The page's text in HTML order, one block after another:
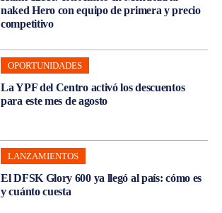
naked Hero con equipo de primera y precio
competitivo
OPORTUNIDADES
La YPF del Centro activó los descuentos
para este mes de agosto
LANZAMIENTOS
El DFSK Glory 600 ya llegó al país: cómo es
y cuánto cuesta